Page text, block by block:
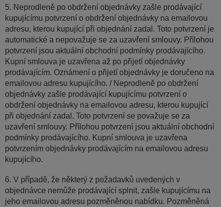
5. Neprodleně po obdržení objednávky zašle prodávající
kupujícímu potvrzení o obdržení objednávky na emailovou
adresu, kterou kupující při objednání zadal. Toto potvrzení je
automatické a nepovažuje se za uzavření smlouvy. Přílohou
potvrzení jsou aktuální obchodní podmínky prodávajícího.
Kupní smlouva je uzavřena až po přijetí objednávky
prodávajícím. Oznámení o přijetí objednávky je doručeno na
emailovou adresu kupujícího. / Neprodleně po obdržení
objednávky zašle prodávající kupujícímu potvrzení o
obdržení objednávky na emailovou adresu, kterou kupující
při objednání zadal. Toto potvrzení se považuje se za
uzavření smlouvy. Přílohou potvrzení jsou aktuální obchodní
podmínky prodávajícího. Kupní smlouva je uzavřena
potvrzením objednávky prodávajícím na emailovou adresu
kupujícího.
6. V případě, že některý z požadavků uvedených v
objednávce nemůže prodávající splnit, zašle kupujícímu na
jeho emailovou adresu pozměněnou nabídku. Pozměněná